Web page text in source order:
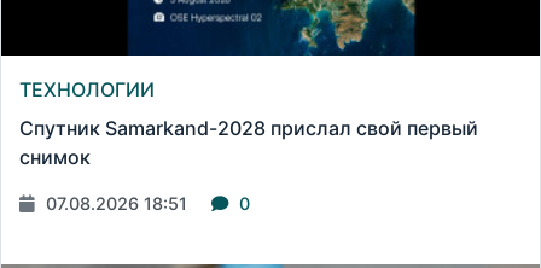
ТЕХНОЛОГИИ
Спутник Samarkand-2028 прислал свой первый
снимок
07.08.2026 18:51 0